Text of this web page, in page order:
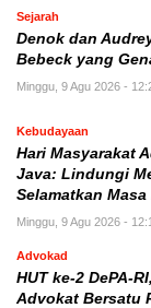
Sejarah
Denok dan
Bebeck yang
Minggu, 9 Agu 2026 -
Kebudayaan
Hari Masyarakat
Java: Lindungi
Selamatkan Masa
Minggu, 9 Agu 2026 -
Advokad
HUT ke-2 DePA-
Advokat Bersatu